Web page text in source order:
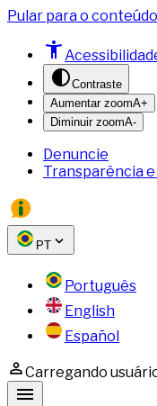
Pular para o
Contraste
Aumentar zoomA+
Diminuir zoomA-
Denuncie
Transparência
PT
Português
English
Español
Carregando